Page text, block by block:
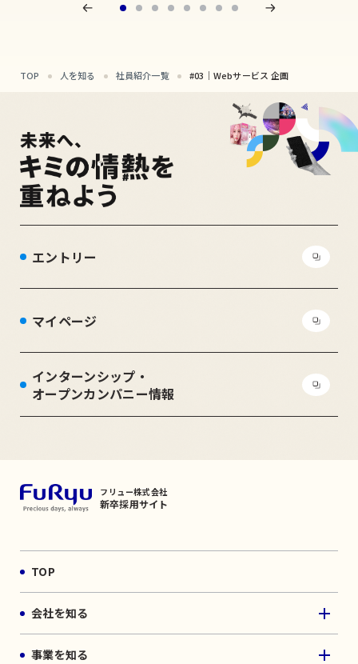
TOP 人を知る 社員紹介一覧 #03｜Webサービス 企画
エントリー
マイページ
インターンシップ・
オープンカンパニー情報
フリュー株式会社
新卒採用サイト
TOP
会社を知る
事業を知る